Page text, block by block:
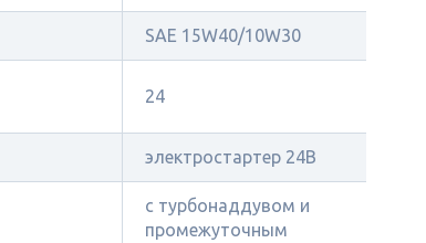
SAE 15W40/10W30
24
электростартер 24В
с турбонаддувом и
промежуточным